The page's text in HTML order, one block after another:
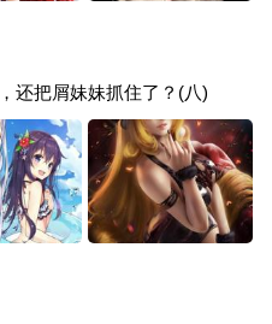
还把屑妹妹抓住了？(八)